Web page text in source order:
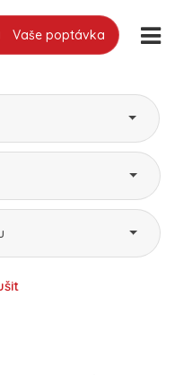
Vaše poptávka